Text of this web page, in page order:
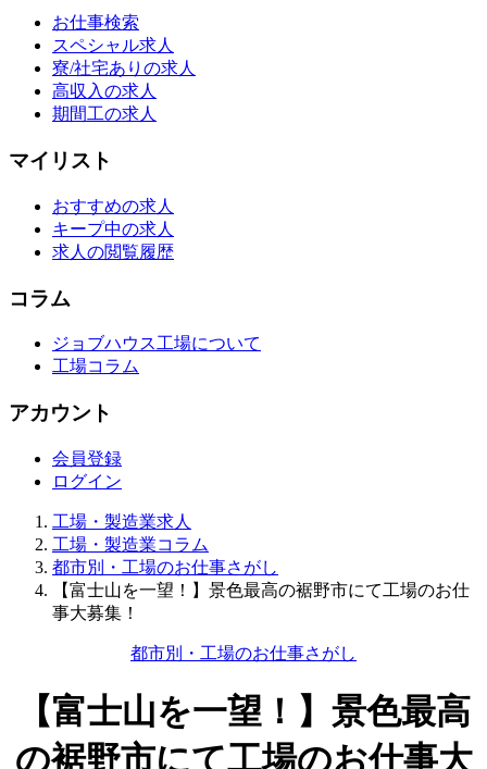
お仕事検索
スペシャル求人
寮/社宅ありの求人
高収入の求人
期間工の求人
マイリスト
おすすめの求人
キープ中の求人
求人の閲覧履歴
コラム
ジョブハウス工場について
工場コラム
アカウント
会員登録
ログイン
工場・製造業求人
工場・製造業コラム
都市別・工場のお仕事さがし
【富士山を一望！】景色最高の裾野市にて工場のお仕
事大募集！
都市別・工場のお仕事さがし
【富士山を一望！】景色最高
の裾野市にて工場のお仕事大